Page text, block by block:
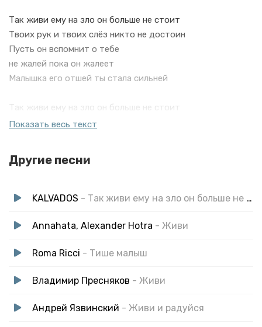
Так живи ему на зло он больше не стоит
Твоих рук и твоих слёз никто не достоин
Пусть он вспомнит о тебе
не жалей пока он жалеет
Малышка его отшей ты стала сильней
Так живи ему на зло он больше не стоит
Твоих рук и твоих слёз никто не достоин
Малышка его отшей ты стала сильней
Показать весь текст
Другие песни
KALVADOS - Так живи ему на зло он больше не стоит
Annahata, Alexander Hotra - Живи
Roma Ricci - Тише малыш
Владимир Пресняков - Живи
Андрей Язвинский - Живи и радуйся